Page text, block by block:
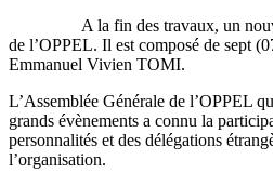
A la fin des travaux, un
de l’OPPEL. Il est composé de sept
Emmanuel Vivien TOMI.
L’Assemblée Générale de l’OPPEL
grands évènements a connu la
personnalités et des délégations
l’organisation.